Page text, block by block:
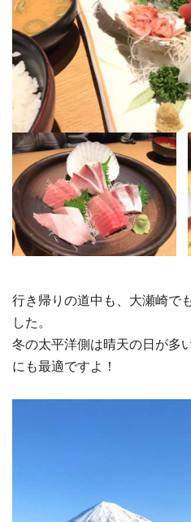
行き帰りの道中も、大瀬崎で
した。
冬の太平洋側は晴天の日が多
にも最適ですよ！